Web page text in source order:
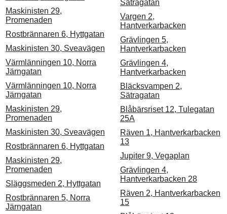
Maskinisten 29,
Promenaden
Rostbrännaren 6, Hyttgatan
Maskinisten 30, Sveavägen
Värmlänningen 10, Norra
Järngatan
Värmlänningen 10, Norra
Järngatan
Maskinisten 29,
Promenaden
Maskinisten 30, Sveavägen
Rostbrännaren 6, Hyttgatan
Maskinisten 29,
Promenaden
Släggsmeden 2, Hyttgatan
Rostbrännaren 5, Norra
Järngatan
Sätragatan
Vargen 2,
Hantverkarbacken
Grävlingen 5,
Hantverkarbacken
Grävlingen 4,
Hantverkarbacken
Bläcksvampen 2,
Sätragatan
Blåbärsriset 12, Tulegatan
25A
Räven 1, Hantverkarbacken
13
Jupiter 9, Vegaplan
Grävlingen 4,
Hantverkarbacken 28
Räven 2, Hantverkarbacken
15